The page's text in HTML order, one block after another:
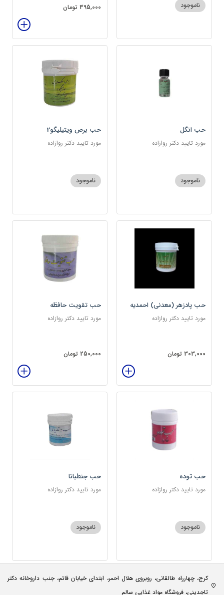
ناموجود 395,000 تومان
حب انگل
مورد تایید دکتر روازاده
ناموجود
حب برص ویتیلیگو2
مورد تایید دکتر روازاده
ناموجود
حب پادزهر (معدنی) احمدیه
مورد تایید دکتر روازاده
303,000 تومان
حب تقویت حافظه
مورد تایید دکتر روازاده
250,000 تومان
حب توده
مورد تایید دکتر روازاده
ناموجود
حب جنطیانا
مورد تایید دکتر روازاده
ناموجود
کرج، چهارراه طالقانی، روبروی هلال احمر، ابتدای خیابان قائم، جنب داروخانه دکتر
تاجدینی، فروشگاه مواد غذایی سالم